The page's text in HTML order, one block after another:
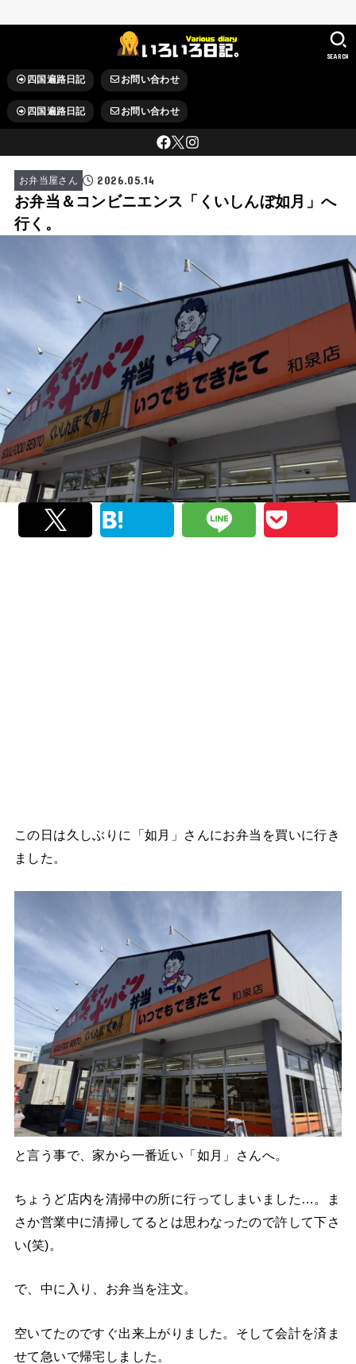
四国遍路日記 お問い合わせ
四国遍路日記 お問い合わせ
SEARCH
お弁当屋さん 2026.05.14
お弁当＆コンビニエンス「くいしんぼ如月」へ
行く。
この日は久しぶりに「如月」さんにお弁当を買いに行き
ました。
と言う事で、家から一番近い「如月」さんへ。
ちょうど店内を清掃中の所に行ってしまいました…。ま
さか営業中に清掃してるとは思わなったので許して下さ
い(笑)。
で、中に入り、お弁当を注文。
空いてたのですぐ出来上がりました。そして会計を済ま
せて急いで帰宅しました。